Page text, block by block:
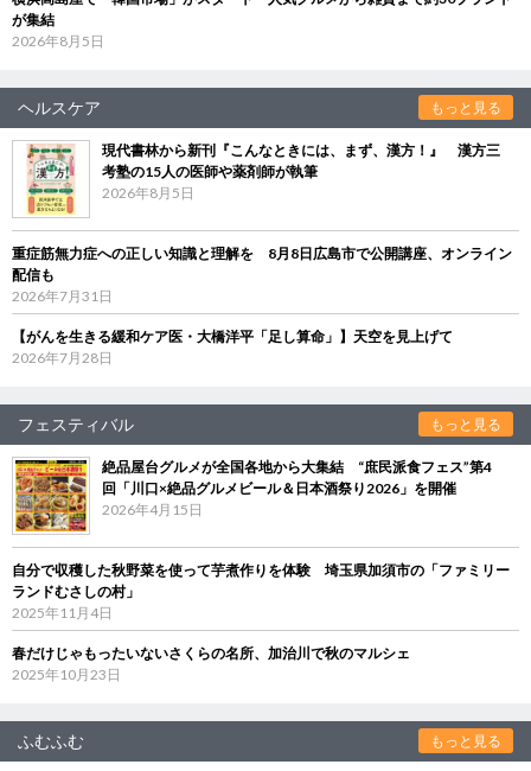
が集結
2026年8月5日
ヘルスケア もっと見る
現代書林から新刊『こんなときには、まず、漢方！』 漢方三
考塾の15人の医師や薬剤師が執筆
2026年8月5日
重症筋無力症への正しい知識と理解を 8月8日広島市で公開講座、オンライン
配信も
2026年7月31日
【がんを生きる緩和ケア医・大橋洋平「足し算命」】天空を見上げて
2026年7月28日
フェスティバル もっと見る
絶品屋台グルメが全国各地から大集結 “庶民派食フェス”第4
回「川口×絶品グルメビール＆日本酒祭り2026」を開催
2026年4月15日
自分で収穫した秋野菜を使って芋煮作りを体験 埼玉県加須市の「ファミリー
ランドむさしの村」
2025年11月4日
春だけじゃもったいないさくらの名所、加治川で秋のマルシェ
2025年10月23日
ふむふむ もっと見る